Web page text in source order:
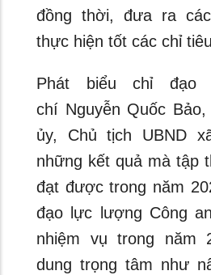
đồng thời, đưa ra
thực hiện tốt các chỉ
Phát biểu chỉ đạo
chí Nguyễn Quốc
ủy, Chủ tịch UBND
những kết quả mà tập
đạt được trong năm
đạo lực lượng Công
nhiệm vụ trong năm
dung trọng tâm như